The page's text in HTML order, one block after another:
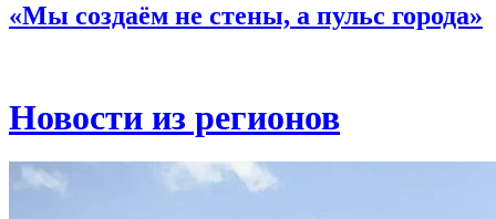
«Мы создаём не стены, а пульс города»
Новости из регионов